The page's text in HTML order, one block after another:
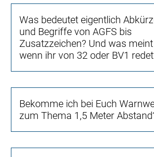
Was bedeutet eigentlich
und Begriffe von AGFS bis
Zusatzzeichen? Und was meint
wenn ihr von 32 oder BV1
Bekomme ich bei Euch
zum Thema 1,5 Meter